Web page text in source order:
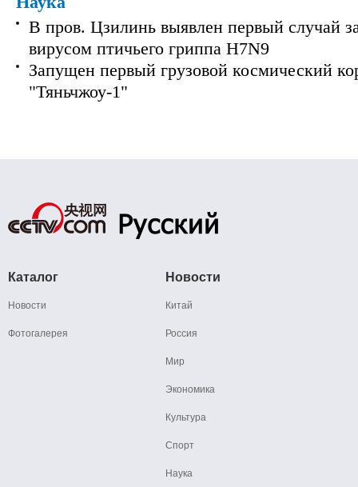
В пров. Цзилинь выявлен первый случай
вирусом птичьего гриппа H7N9
Запущен первый грузовой космический
"Тяньчжоу-1"
Каталог
Новости
Фотогалерея
Новости
Китай
Россия
Мир
Экономика
Культура
Спорт
Наука